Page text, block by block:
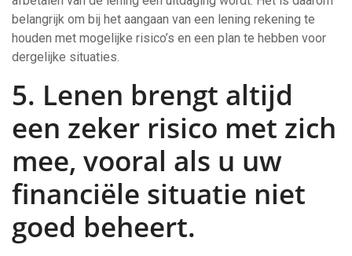
belangrijk om bij het aangaan van een lening rekening te
houden met mogelijke risico’s en een plan te hebben voor
dergelijke situaties.
5. Lenen brengt altijd
een zeker risico met zich
mee, vooral als u uw
financiële situatie niet
goed beheert.